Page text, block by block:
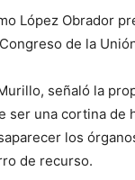
López Obrador
de la
señaló la
ser una cortina de
los
de recurso.